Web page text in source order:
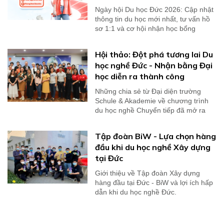
Ngày hội Du học Đức 2026: Cập nhật
thông tin du học mới nhất, tư vấn hồ
sơ 1:1 và cơ hội nhận học bổng
Hội thảo: Đột phá tương lai Du
học nghề Đức - Nhận bằng Đại
học diễn ra thành công
Những chia sẻ từ Đại diện trường
Schule & Akademie về chương trình
du học nghề Chuyển tiếp đã mở ra
Tập đoàn BiW - Lựa chọn hàng
đầu khi du học nghề Xây dựng
tại Đức
Giới thiệu về Tập đoàn Xây dựng
hàng đầu tại Đức - BiW và lợi ích hấp
dẫn khi du học nghề Đức.